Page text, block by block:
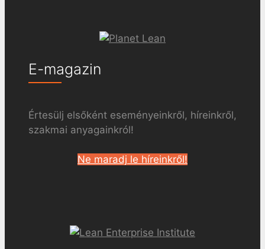
E-magazin
Értesülj elsőként eseményeinkről, híreinkről,
szakmai anyagainkról!
Ne maradj le híreinkről!